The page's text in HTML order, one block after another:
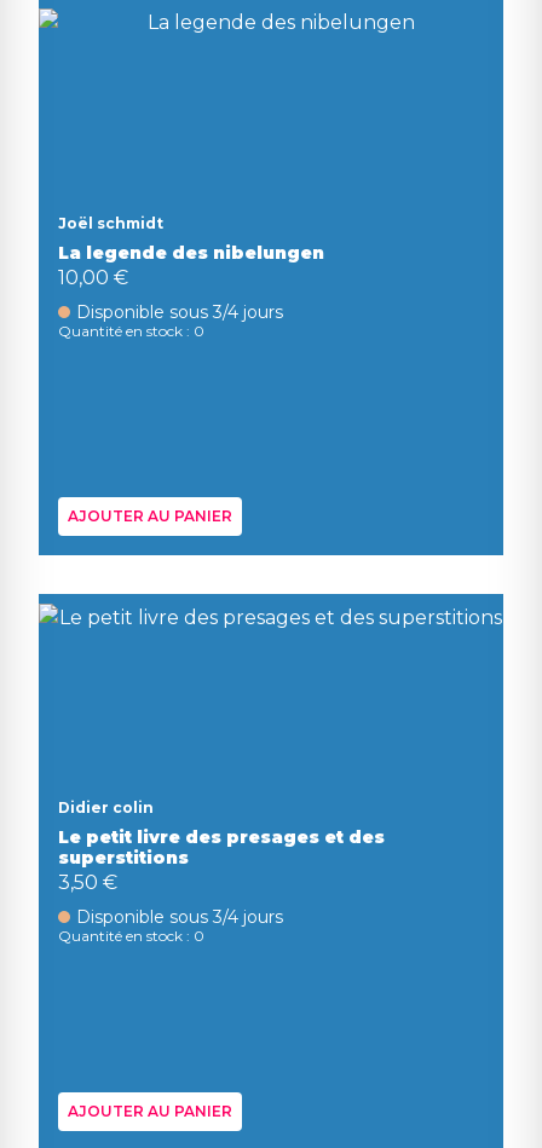
Joël schmidt
La legende des nibelungen
10,00 €
Disponible sous 3/4 jours
Quantité en stock : 0
AJOUTER AU PANIER
Didier colin
Le petit livre des presages et des
superstitions
3,50 €
Disponible sous 3/4 jours
Quantité en stock : 0
AJOUTER AU PANIER